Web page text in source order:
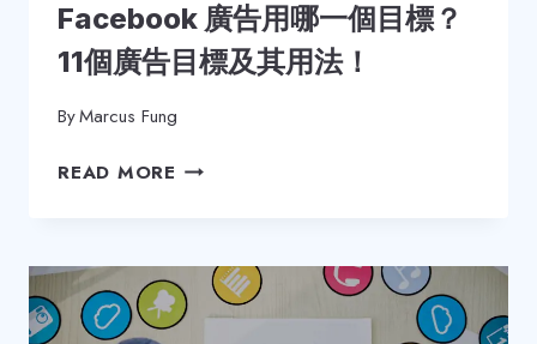
Facebook 廣告用哪一個目標？
11個廣告目標及其用法！
ByMarcus Fung
READ MORE FACEBOOK
哪
一